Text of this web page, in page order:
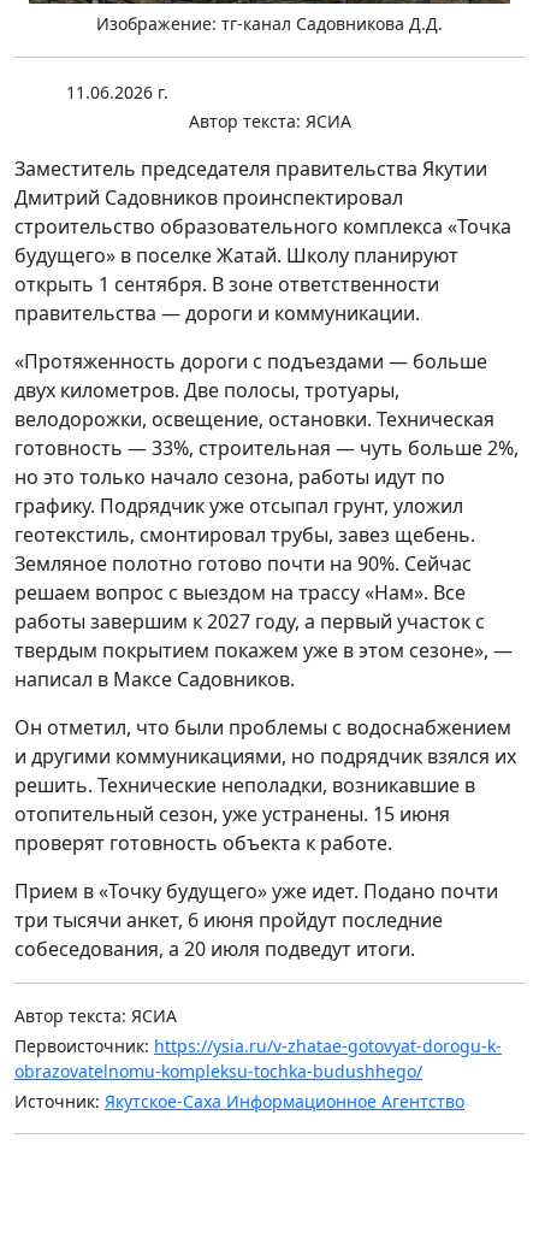
Изображение: тг-канал Садовникова Д.Д.
11.06.2026 г.
Автор текста: ЯСИА
Заместитель председателя правительства Якутии
Дмитрий Садовников проинспектировал
строительство образовательного комплекса «Точка
будущего» в поселке Жатай. Школу планируют
открыть 1 сентября. В зоне ответственности
правительства — дороги и коммуникации.
«Протяженность дороги с подъездами — больше
двух километров. Две полосы, тротуары,
велодорожки, освещение, остановки. Техническая
готовность — 33%, строительная — чуть больше 2%,
но это только начало сезона, работы идут по
графику. Подрядчик уже отсыпал грунт, уложил
геотекстиль, смонтировал трубы, завез щебень.
Земляное полотно готово почти на 90%. Сейчас
решаем вопрос с выездом на трассу «Нам». Все
работы завершим к 2027 году, а первый участок с
твердым покрытием покажем уже в этом сезоне», —
написал в Максе Садовников.
Он отметил, что были проблемы с водоснабжением
и другими коммуникациями, но подрядчик взялся их
решить. Технические неполадки, возникавшие в
отопительный сезон, уже устранены. 15 июня
проверят готовность объекта к работе.
Прием в «Точку будущего» уже идет. Подано почти
три тысячи анкет, 6 июня пройдут последние
собеседования, а 20 июля подведут итоги.
Автор текста: ЯСИА
Первоисточник: https://ysia.ru/v-zhatae-gotovyat-dorogu-k-
obrazovatelnomu-kompleksu-tochka-budushhego/
Источник: Якутское-Саха Информационное Агентство